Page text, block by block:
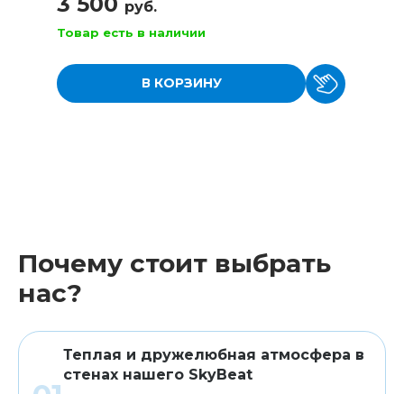
руб.
Товар есть в наличии
В КОРЗИНУ
Почему стоит выбрать
нас?
Теплая и дружелюбная атмосфера в
стенах нашего SkyBeat